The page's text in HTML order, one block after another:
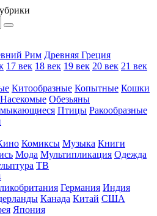
Рим Древняя Греция
17 век 18 век 19 век 20 век 21 век
Китообразные Копытные Кошки
Насекомые Обезьяны
Птицы Ракообразные
Комиксы Музыка Книги
Мода Мультипликация Одежда
ТВ
Германия Индия
Канада Китай США
Япония